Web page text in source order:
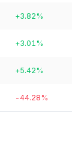
+3.82%
+3.01%
+5.42%
-44.28%